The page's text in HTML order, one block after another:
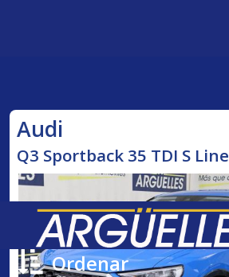
Ordenar
Audi
Q3 Sportback 35 TDI S Line